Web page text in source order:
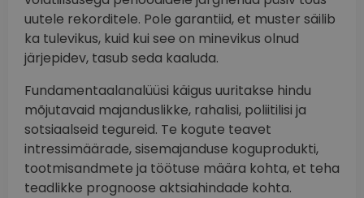
uutele rekorditele. Pole garantiid, et muster säilib
ka tulevikus, kuid kui see on minevikus olnud
järjepidev, tasub seda kaaluda.
Fundamentaalanalüüsi käigus uuritakse hindu
mõjutavaid majanduslikke, rahalisi, poliitilisi ja
sotsiaalseid tegureid. Te kogute teavet
intressimäärade, sisemajanduse koguprodukti,
tootmisandmete ja töötuse määra kohta, et teha
teadlikke prognoose aktsiahindade kohta.